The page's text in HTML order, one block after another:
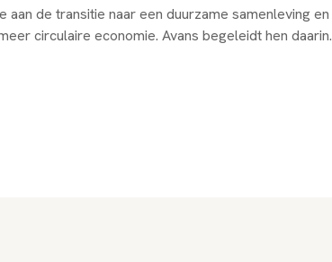
aan de transitie naar een duurzame samenleving en
circulaire economie. Avans begeleidt hen daarin.